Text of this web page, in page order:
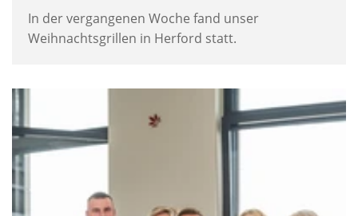
In der vergangenen Woche fand unser
Weihnachtsgrillen in Herford statt.